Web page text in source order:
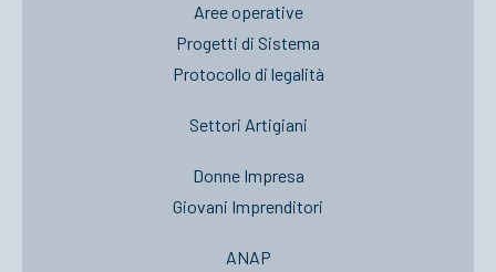
Aree operative
Progetti di Sistema
Protocollo di legalità
Settori Artigiani
Donne Impresa
Giovani Imprenditori
ANAP